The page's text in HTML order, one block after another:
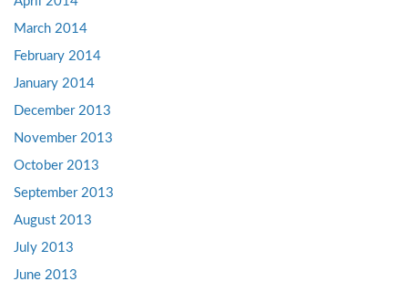
March 2014
February 2014
January 2014
December 2013
November 2013
October 2013
September 2013
August 2013
July 2013
June 2013